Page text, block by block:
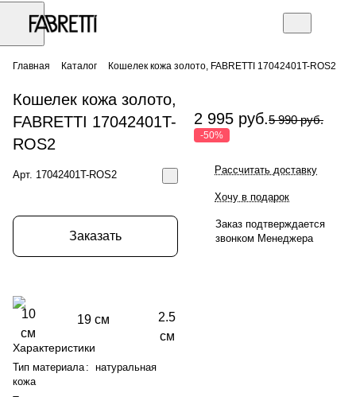
Главная Каталог Кошелек кожа золото, FABRETTI 17042401T-ROS2
Кошелек кожа золото,
FABRETTI 17042401T-
ROS2
Арт. 17042401T-ROS2
Заказать
19 см
2.5
см
10
см
Характеристики
Тип материала : натуральная
кожа
2 995 руб.5 990 руб.
-50%
Рассчитать доставку
Хочу в подарок
Заказ подтверждается
звонком Менеджера